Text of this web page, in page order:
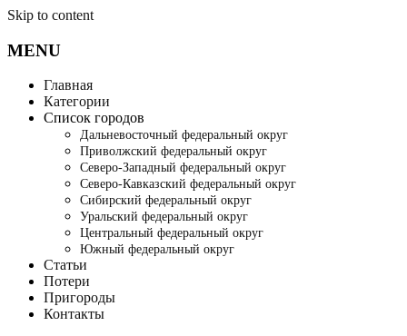
Skip to content
MENU
Главная
Категории
Список городов
Дальневосточный федеральный округ
Приволжский федеральный округ
Северо-Западный федеральный округ
Северо-Кавказский федеральный округ
Сибирский федеральный округ
Уральский федеральный округ
Центральный федеральный округ
Южный федеральный округ
Статьи
Потери
Пригороды
Контакты